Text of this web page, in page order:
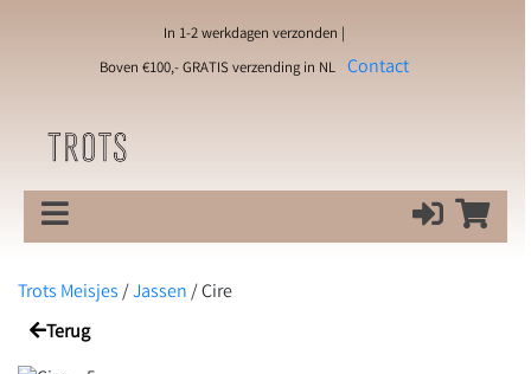
In 1-2 werkdagen verzonden |
Boven €100,- GRATIS verzending in NL Contact
Trots Meisjes/Jassen/Cire
Terug